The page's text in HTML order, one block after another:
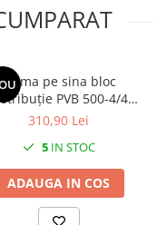
Clema pe sina bloc
PVB 500-4/4
1x150-240mm² + 4x10-
1000V AC / DC
310,90 Lei
5IN STOC
ADAUGA IN COS